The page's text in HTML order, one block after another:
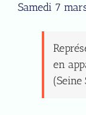
Samedi 7
en